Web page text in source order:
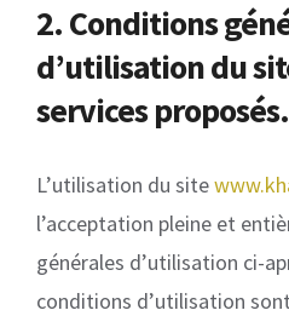
2. Conditions
d’utilisation du
services proposés.
L’utilisation du site
l’acceptation pleine et
générales d’utilisation ci-
conditions d’utilisation